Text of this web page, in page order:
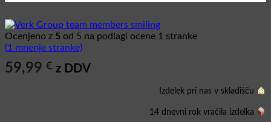
Ocenjeno z 5 od 5 na podlagi ocene 1 stranke
(1 mnenje stranke)
59,99 € z DDV
Izdelek pri nas v skladišču
14 dnevni rok vračila izdelka